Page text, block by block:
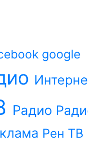
google
Радио
Рен ТВ